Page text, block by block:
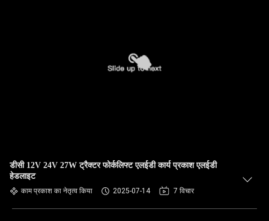
डीसी 12V 24V 27W ट्रैक्टर फोर्कलिफ्ट एलईडी कार्य प्रकाश एलईडी
हेडलाइट
काम प्रकाश का नेतृत्व किया 2025-07-14 7 विचार